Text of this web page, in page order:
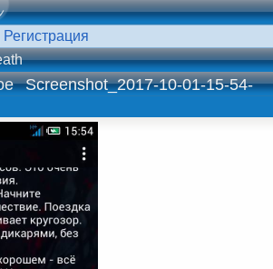
Регистрация
Screenshot_2017-10-01-15-54-